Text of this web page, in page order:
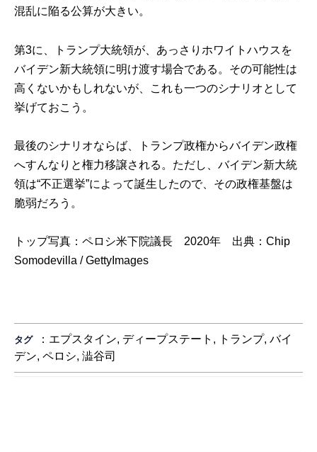
混乱に陥る公算が大きい。
第3に、トランプ大統領が、あっさりホワイトハウスを
バイデン新大統領に明け渡す場合である。その可能性は
高くないかもしれないが、これも一つのシナリオとして
挙げておこう。
最後のシナリオならば、トランプ政権からバイデン政権
へすんなりと権力移譲される。ただし、バイデン新大統
領は“不正選挙”によって誕生したので、その政権基盤は
脆弱だろう。
トップ写真：ペロシ米下院議長 2020年 出典：Chip
Somodevilla / GettyImages
タグ ： エプスタイン, ディープステート , トランプ, バイ
デン,ペロシ,澁谷司